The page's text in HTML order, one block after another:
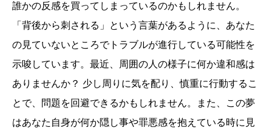
誰かの反感を買ってしまっているのかもしれません。
「背後から刺される」という言葉があるように、あなた
の見ていないところでトラブルが進行している可能性を
示唆しています。最近、周囲の人の様子に何か違和感は
ありませんか？ 少し周りに気を配り、慎重に行動するこ
とで、問題を回避できるかもしれません。また、この夢
はあなた自身が何か隠し事や罪悪感を抱えている時に見